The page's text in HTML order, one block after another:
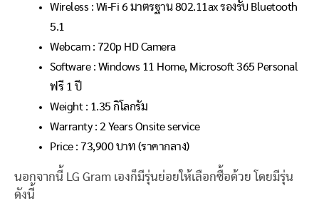
Wireless : Wi-Fi 6 มาตรฐาน 802.11ax รองรับ Bluetooth
5.1
Webcam : 720p HD Camera
Software : Windows 11 Home, Microsoft 365 Personal
ฟรี 1 ปี
Weight : 1.35 กิโลกรัม
Warranty : 2 Years Onsite service
Price : 73,900 บาท (ราคากลาง)
นอกจากนี้ LG Gram เองก็มีรุ่นย่อยให้เลือกซื้อด้วย โดยมีรุ่น
ดังนี้